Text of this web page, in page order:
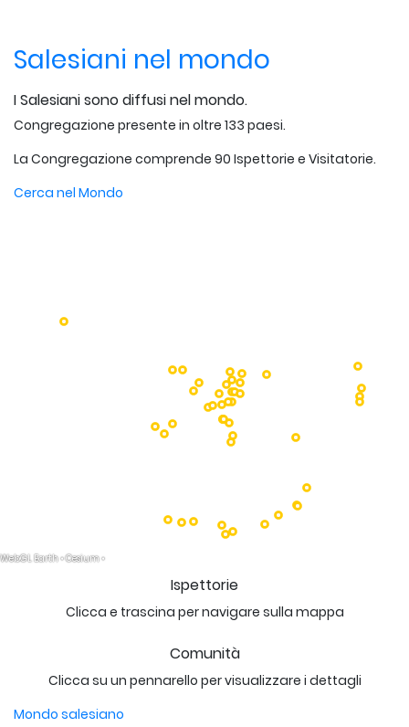
Salesiani nel mondo
I Salesiani sono diffusi nel mondo.
Congregazione presente in oltre 133 paesi.
La Congregazione comprende 90 Ispettorie e Visitatorie.
Cerca nel Mondo
Ispettorie
Clicca e trascina per navigare sulla mappa
Comunità
Clicca su un pennarello per visualizzare i dettagli
Mondo salesiano